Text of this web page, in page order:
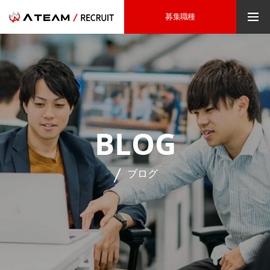
募集職種
BLOG
ブログ